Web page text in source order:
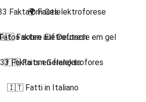
Fakta om Gelelektroforese
sobre Eletroforese em gel
Fakta om Gelelektrofores
🌍 Facts
Fakten auf Deutsch
🇫🇷 Faits en français
🇮🇹 Fatti in Italiano